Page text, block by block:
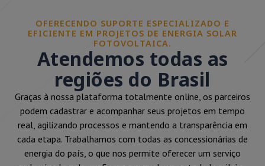
OFERECENDO SUPORTE ESPECIALIZADO E
EFICIENTE EM PROJETOS DE ENERGIA SOLAR
FOTOVOLTAICA.
Atendemos todas as
regiões do Brasil
Graças à nossa plataforma totalmente online, os parceiros
podem cadastrar e acompanhar seus projetos em tempo
real, agilizando processos e mantendo a transparência em
cada etapa. Trabalhamos com todas as concessionárias de
energia do país, o que nos permite oferecer um serviço